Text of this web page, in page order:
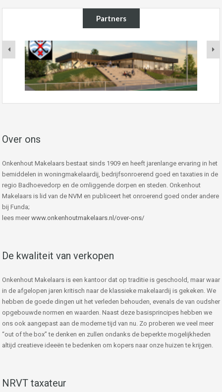
Partners
Over ons
Onkenhout Makelaars bestaat sinds 1909 en heeft jarenlange ervaring in het
bemiddelen in woningmakelaardij, bedrijfsonroerend goed en taxaties in de
regio Badhoevedorp en de omliggende dorpen en steden. Onkenhout
Makelaars is lid van de NVM en publiceert het onroerend goed onder andere
bij Funda;
lees meer www.onkenhoutmakelaars.nl/over-ons/
De kwaliteit van verkopen
Onkenhout Makelaars is een kantoor dat op traditie is geschoold, maar waar
in de afgelopen jaren kritisch naar de klassieke makelaardij is gekeken. We
hebben de goede dingen uit het verleden behouden, evenals de van oudsher
opgebouwde normen en waarden. Naast deze basisprincipes hebben we
ons ook aangepast aan de moderne tijd van nu. Zo proberen we veel meer
“out of the box” te denken en zullen ondanks de beperkte mogelijkheden
altijd creatieve ideeën te bedenken om kopers naar onze huizen te krijgen.
NRVT taxateur